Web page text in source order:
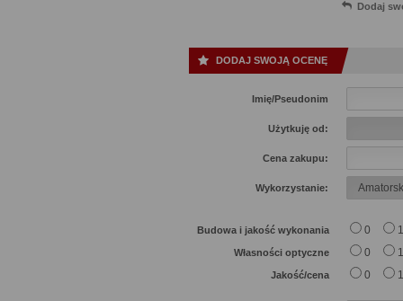
Dodaj
DODAJ SWOJĄ OCENĘ
Imię/Pseudonim
Użytkuję od:
Cena zakupu:
Wykorzystanie:
Budowa i jakość wykonania 0 1
Własności optyczne 0 1
Jakość/cena 0 1